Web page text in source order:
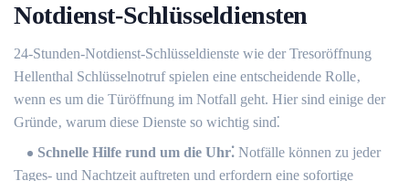
Notdienst-Schlüsseldiensten
24-Stunden-Notdienst-Schlüsseldienste wie der Tresoröffnung
Hellenthal Schlüsselnotruf spielen eine entscheidende Rolle‚
wenn es um die Türöffnung im Notfall geht.​ Hier sind einige der
Gründe‚ warum diese Dienste so wichtig sind⁚
Schnelle Hilfe rund um die Uhr⁚ Notfälle können zu jeder
Tages- und Nachtzeit auftreten und erfordern eine sofortige